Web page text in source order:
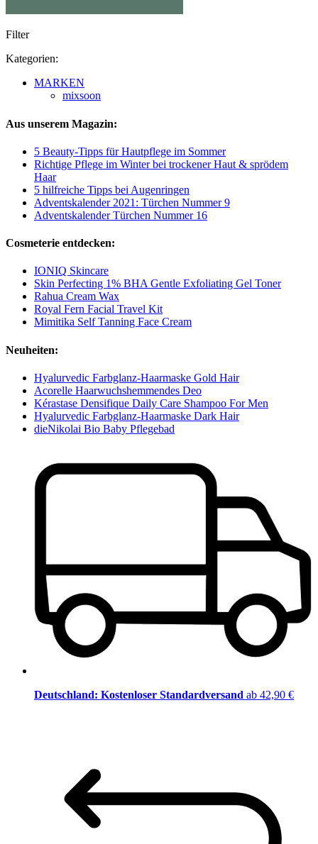
Filter
Kategorien:
MARKEN
mixsoon
Aus unserem Magazin:
5 Beauty-Tipps für Hautpflege im Sommer
Richtige Pflege im Winter bei trockener Haut & sprödem
Haar
5 hilfreiche Tipps bei Augenringen
Adventskalender 2021: Türchen Nummer 9
Adventskalender Türchen Nummer 16
Cosmeterie entdecken:
IONIQ Skincare
Skin Perfecting 1% BHA Gentle Exfoliating Gel Toner
Rahua Cream Wax
Royal Fern Facial Travel Kit
Mimitika Self Tanning Face Cream
Neuheiten:
Hyalurvedic Farbglanz-Haarmaske Gold Hair
Acorelle Haarwuchshemmendes Deo
Kérastase Densifique Daily Care Shampoo For Men
Hyalurvedic Farbglanz-Haarmaske Dark Hair
dieNikolai Bio Baby Pflegebad
Deutschland: Kostenloser Standardversand ab 42,90 €